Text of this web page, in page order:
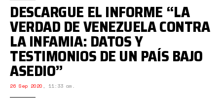
DESCARGUE EL INFORME “LA
VERDAD DE VENEZUELA CONTRA
LA INFAMIA: DATOS Y
TESTIMONIOS DE UN PAÍS BAJO
ASEDIO”
26 Sep 2020 , 11:33 am.